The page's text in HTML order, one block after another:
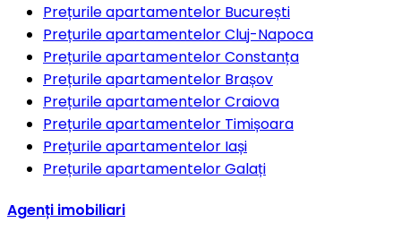
Prețurile apartamentelor București
Prețurile apartamentelorCluj-Napoca
Prețurile apartamentelorConstanța
Prețurile apartamentelor Brașov
Prețurile apartamentelorCraiova
Prețurile apartamentelor Timișoara
Prețurile apartamentelor Iași
Prețurile apartamentelorGalați
Agenți imobiliari